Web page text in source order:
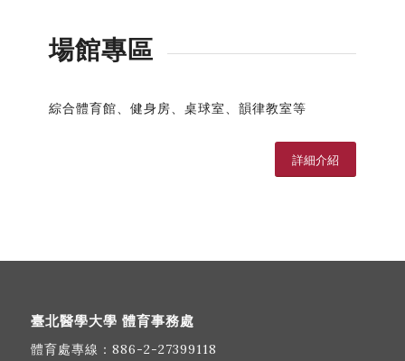
場館專區
綜合體育館、健身房、桌球室、韻律教室等
詳細介紹
臺北醫學大學 體育事務處
體育處專線： 886-2-27399118